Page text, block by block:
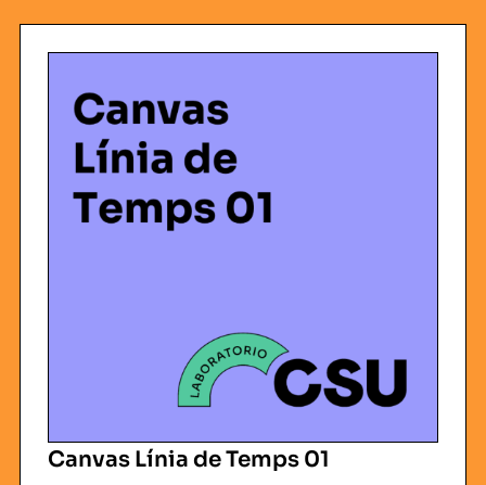
Canvas Línia de Temps 01